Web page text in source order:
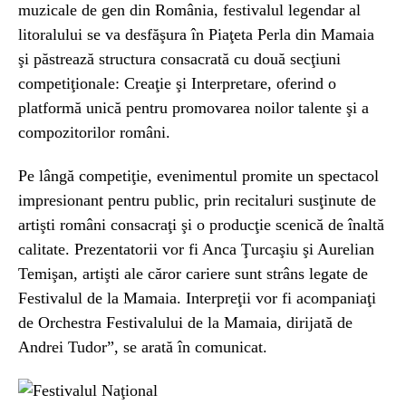
muzicale de gen din România, festivalul legendar al
litoralului se va desfăşura în Piaţeta Perla din Mamaia
şi păstrează structura consacrată cu două secţiuni
competiţionale: Creaţie şi Interpretare, oferind o
platformă unică pentru promovarea noilor talente şi a
compozitorilor români.
Pe lângă competiţie, evenimentul promite un spectacol
impresionant pentru public, prin recitaluri susţinute de
artişti români consacraţi şi o producţie scenică de înaltă
calitate. Prezentatorii vor fi Anca Ţurcaşiu şi Aurelian
Temişan, artişti ale căror cariere sunt strâns legate de
Festivalul de la Mamaia. Interpreţii vor fi acompaniaţi
de Orchestra Festivalului de la Mamaia, dirijată de
Andrei Tudor”, se arată în comunicat.